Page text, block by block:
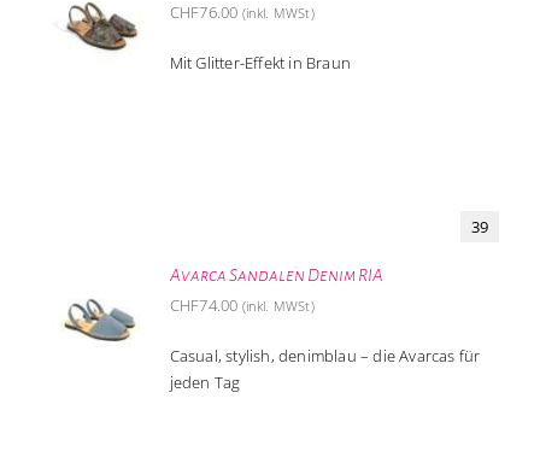
CHF76.00 (inkl. MWSt)
Mit Glitter-Effekt in Braun
Avarca Sandalen Denim RIA
39
CHF74.00 (inkl. MWSt)
Casual, stylish, denimblau – die Avarcas für
jeden Tag